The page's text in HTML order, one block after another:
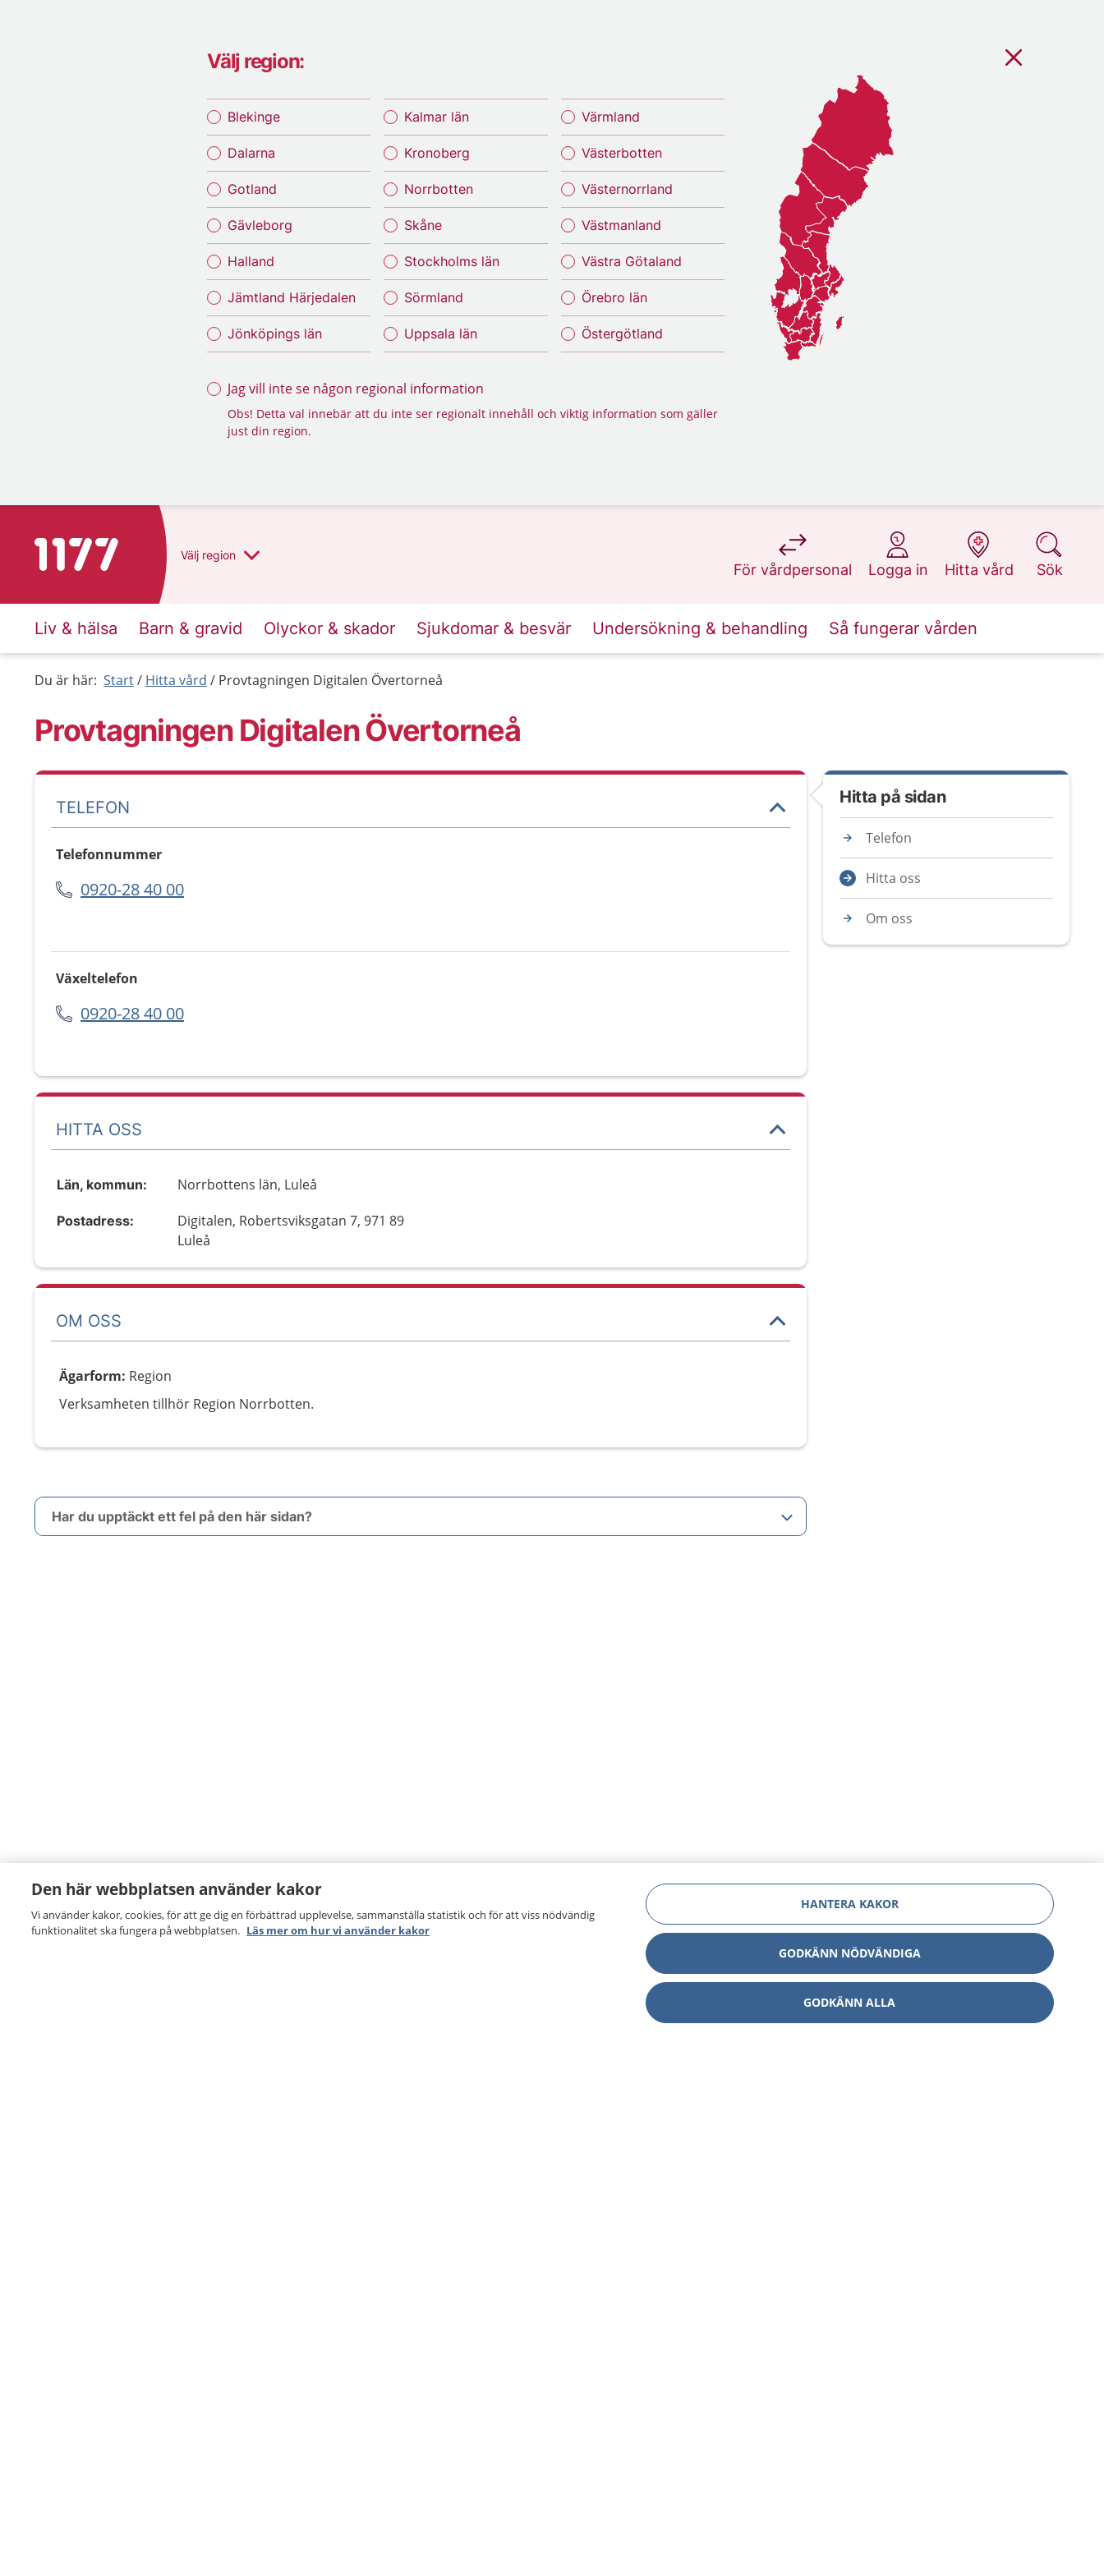
Välj region:
Blekinge
Dalarna
Gotland
Gävleborg
Halland
Jämtland Härjedalen
Jönköpings län
Kalmar län
Kronoberg
Norrbotten
Skåne
Stockholms län
Sörmland
Uppsala län
Värmland
Västerbotten
Västernorrland
Västmanland
Västra Götaland
Örebro län
Östergötland
Jag vill inte se någon regional information
Obs! Detta val innebär att du inte ser regionalt innehåll och viktig information som gäller
just din region.
Till startsidan för 1177 Välj region
För vårdpersonal
på 1177.se
Logga in
på 1177.se
Hitta vård
på 1177.se
Sök
på 1177.se
Liv & hälsa Barn & gravid Olyckor & skador Sjukdomar & besvär Undersökning & behandling Så fungerar vården
Du är här: Start Hitta vård Provtagningen Digitalen Övertorneå
Provtagningen Digitalen Övertorneå
TELEFON
Telefonnummer
0920-28 40 00
Växeltelefon
0920-28 40 00
HITTA OSS
Län, kommun: Norrbottens län, Luleå
Postadress:
Digitalen, Robertsviksgatan 7, 971 89
Luleå
OM OSS
Ägarform: Region
Verksamheten tillhör Region Norrbotten.
Har du upptäckt ett fel på den här sidan?
Hitta på sidan
Telefon
Hitta oss
Om oss
Den här webbplatsen använder kakor
Vi använder kakor, cookies, för att ge dig en förbättrad upplevelse, sammanställa statistik och för att viss nödvändig
funktionalitet ska fungera på webbplatsen. Läs mer om hur vi använder kakor
HANTERA KAKOR
GODKÄNN NÖDVÄNDIGA
GODKÄNN ALLA